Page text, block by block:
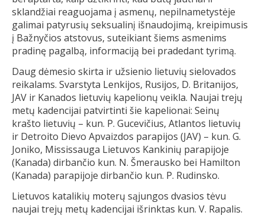
sklandžiai reaguojama į asmenų, nepilnametystėje
galimai patyrusių seksualinį išnaudojimą, kreipimusis
į Bažnyčios atstovus, suteikiant šiems asmenims
pradinę pagalbą, informaciją bei pradedant tyrimą.
Daug dėmesio skirta ir užsienio lietuvių sielovados
reikalams. Svarstyta Lenkijos, Rusijos, D. Britanijos,
JAV ir Kanados lietuvių kapelionų veikla. Naujai trejų
metų kadencijai patvirtinti šie kapelionai: Seinų
krašto lietuvių – kun. P. Gucevičius, Atlantos lietuvių
ir Detroito Dievo Apvaizdos parapijos (JAV) – kun. G.
Joniko, Mississauga Lietuvos Kankinių parapijoje
(Kanada) dirbančio kun. N. Šmerausko bei Hamilton
(Kanada) parapijoje dirbančio kun. P. Rudinsko.
Lietuvos katalikių moterų sąjungos dvasios tėvu
naujai trejų metų kadencijai išrinktas kun. V. Rapalis.